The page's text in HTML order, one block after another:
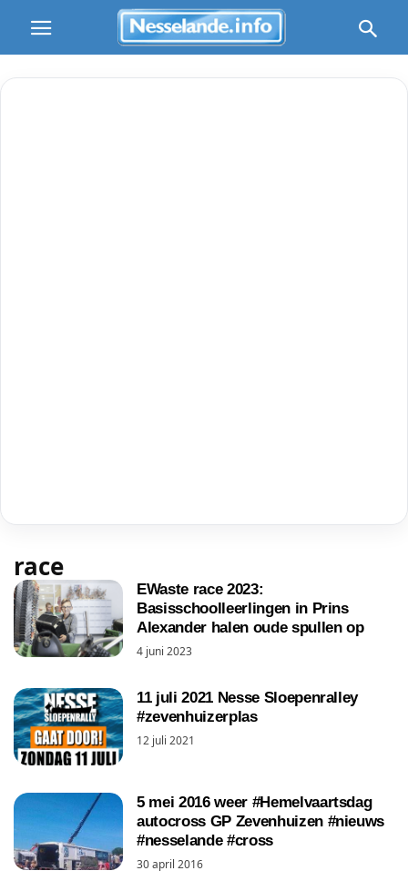
race
EWaste race 2023:
Basisschoolleerlingen in Prins
Alexander halen oude spullen op
4 juni 2023
11 juli 2021 Nesse Sloepenralley
#zevenhuizerplas
12 juli 2021
5 mei 2016 weer #Hemelvaartsdag
autocross GP Zevenhuizen #nieuws
#nesselande #cross
30 april 2016